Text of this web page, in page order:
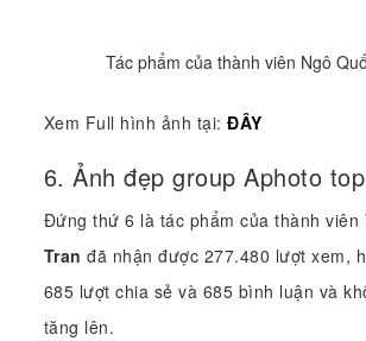
Tác phẩm của thành viên Ngô
Xem Full hình ảnh tại:ĐÂY
6. Ảnh đẹp group Aphoto
Đứng thứ 6 là tác phẩm của thành viên
Tran đã nhận được 277.480 lượt xem,
685 lượt chia sẻ và 685 bình luận và
tăng lên.